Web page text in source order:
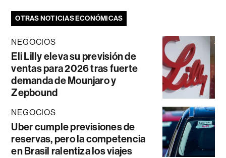
OTRAS NOTICIAS ECONÓMICAS
NEGOCIOS
Eli Lilly eleva su previsión de
ventas para 2026 tras fuerte
demanda de Mounjaro y
Zepbound
NEGOCIOS
Uber cumple previsiones de
reservas, pero la competencia
en Brasil ralentiza los viajes